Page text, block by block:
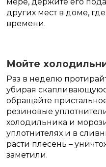
других мест в доме,
времени.
Мойте
Раз в неделю
убирая
обращайте
резиновые
холодильника и
уплотнителях и в
расти плесень –
заметили.